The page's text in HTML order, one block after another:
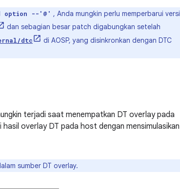
option --'@' , Anda mungkin perlu memperbarui versi
dan sebagian besar patch digabungkan setelah
dtc
di AOSP, yang disinkronkan dengan DTC
terjadi saat menempatkan DT overlay pada
overlay DT pada host dengan mensimulasikan
sumber DT overlay.